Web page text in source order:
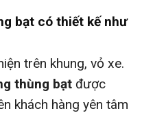
bạt có thiết kế như
trên khung, vỏ xe.
thùng bạt được
khách hàng yên tâm